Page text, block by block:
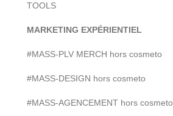
TOOLS
MARKETING EXPÉRIENTIEL
#MASS-PLV MERCH hors cosmeto
#MASS-DESIGN hors cosmeto
#MASS-AGENCEMENT hors cosmeto